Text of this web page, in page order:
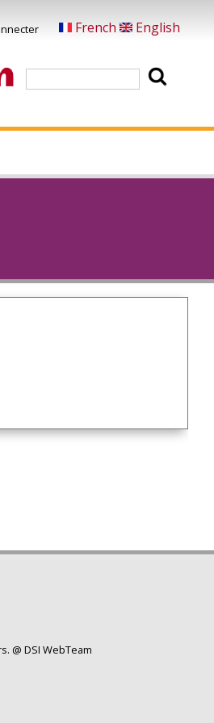
French English
@ DSI WebTeam